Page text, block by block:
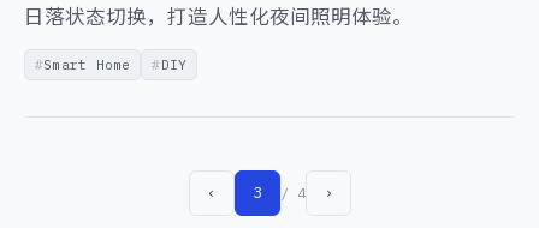
日落状态切换，打造人性化夜间照明体验。
Smart Home DIY
‹ 3 / 4 ›